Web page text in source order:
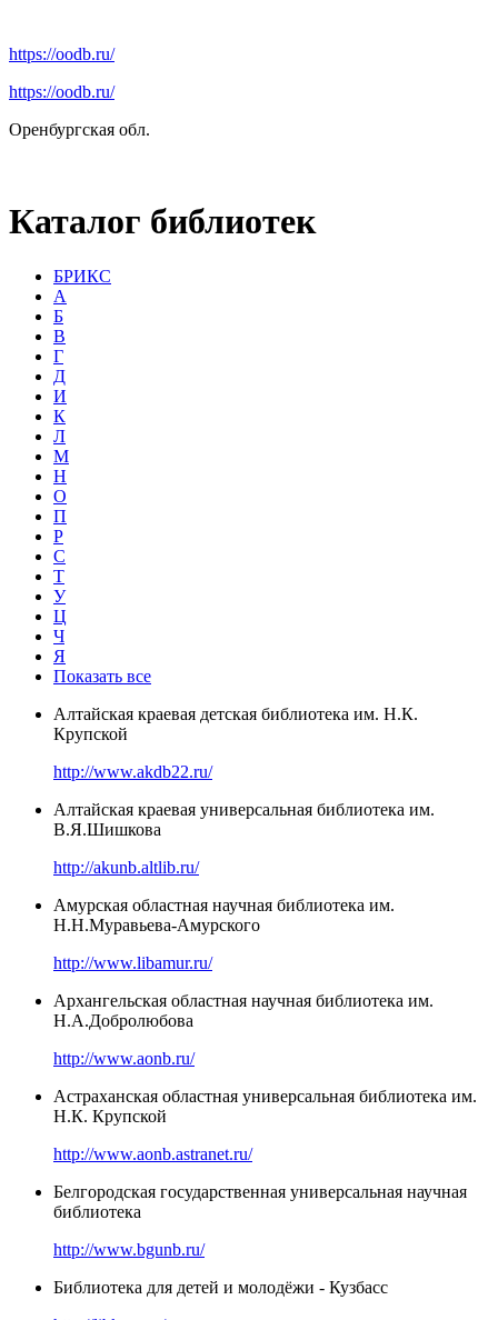
https://oodb.ru/
https://oodb.ru/
Оренбургская обл.
Каталог библиотек
БРИКС
А
Б
В
Г
Д
И
К
Л
М
Н
О
П
Р
С
Т
У
Ц
Ч
Я
Показать все
Алтайская краевая детская библиотека им. Н.К.
Крупской
http://www.akdb22.ru/
Алтайская краевая универсальная библиотека им.
В.Я.Шишкова
http://akunb.altlib.ru/
Амурская областная научная библиотека им.
Н.Н.Муравьева-Амурского
http://www.libamur.ru/
Архангельская областная научная библиотека им.
Н.А.Добролюбова
http://www.aonb.ru/
Астраханская областная универсальная библиотека им.
Н.К. Крупской
http://www.aonb.astranet.ru/
Белгородская государственная универсальная научная
библиотека
http://www.bgunb.ru/
Библиотека для детей и молодёжи - Кузбасс